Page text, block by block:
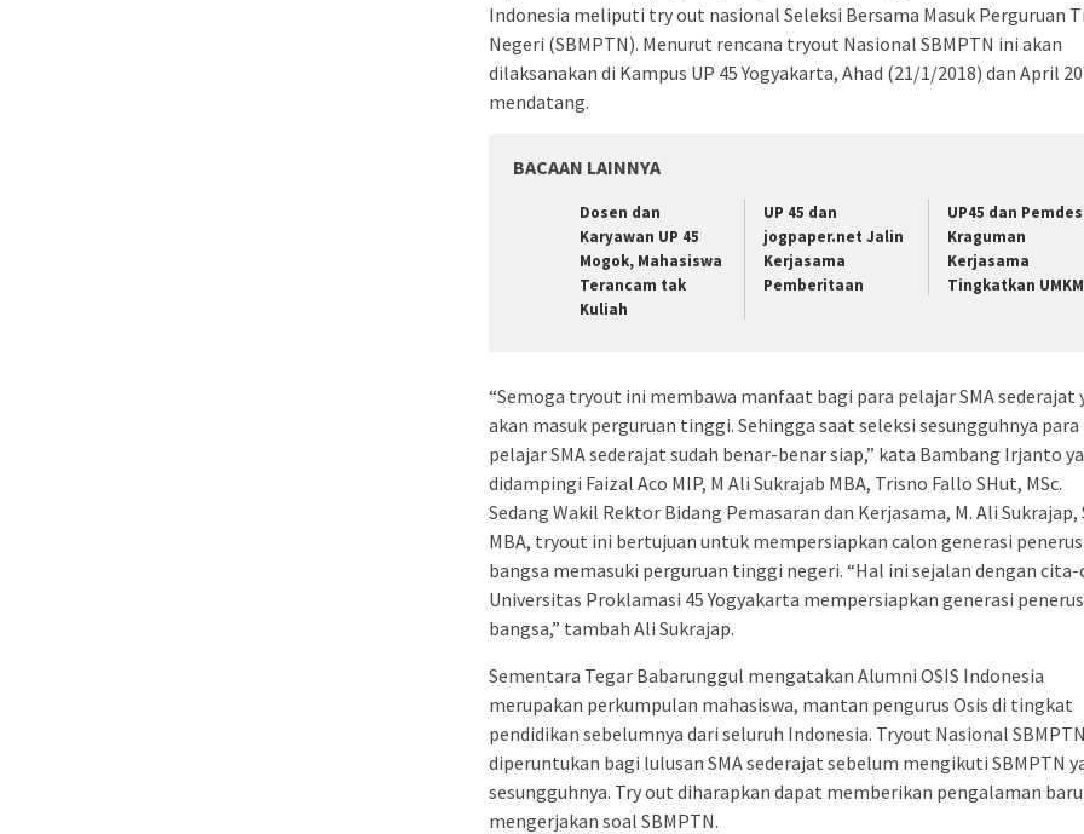
Indonesia meliputi try out nasional Seleksi Bersama Masuk Perguruan
Negeri (SBMPTN). Menurut rencana tryout Nasional SBMPTN ini akan
dilaksanakan di Kampus UP 45 Yogyakarta, Ahad (21/1/2018) dan April
mendatang.
BACAAN LAINNYA
Dosen dan
Karyawan UP 45
Mogok, Mahasiswa
Terancam tak
Kuliah
UP 45 dan
jogpaper.net Jalin
Kerjasama
Pemberitaan
UP45 dan Pemdes
Kraguman
Kerjasama
Tingkatkan UMKM
“Semoga tryout ini membawa manfaat bagi para pelajar SMA sederajat
akan masuk perguruan tinggi. Sehingga saat seleksi sesungguhnya para
pelajar SMA sederajat sudah benar-benar siap,” kata Bambang Irjanto
didampingi Faizal Aco MIP, M Ali Sukrajab MBA, Trisno Fallo SHut, MSc.
Sedang Wakil Rektor Bidang Pemasaran dan Kerjasama, M. Ali Sukrajap,
MBA, tryout ini bertujuan untuk mempersiapkan calon generasi penerus
bangsa memasuki perguruan tinggi negeri. “Hal ini sejalan dengan
Universitas Proklamasi 45 Yogyakarta mempersiapkan generasi penerus
bangsa,” tambah Ali Sukrajap.
Sementara Tegar Babarunggul mengatakan Alumni OSIS Indonesia
merupakan perkumpulan mahasiswa, mantan pengurus Osis di tingkat
pendidikan sebelumnya dari seluruh Indonesia. Tryout Nasional
diperuntukan bagi lulusan SMA sederajat sebelum mengikuti SBMPTN
sesungguhnya. Try out diharapkan dapat memberikan pengalaman baru
mengerjakan soal SBMPTN.